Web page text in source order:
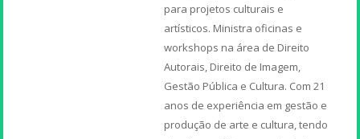
para projetos culturais e
artísticos. Ministra oficinas e
workshops na área de Direito
Autorais, Direito de Imagem,
Gestão Pública e Cultura. Com 21
anos de experiência em gestão e
produção de arte e cultura, tendo